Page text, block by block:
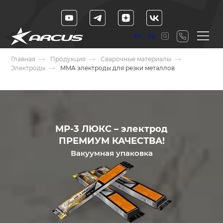
En Ру
Главная Продукция
Сварочные материалы
Электроды
MMA электроды для резки металлов
МР-3 ЛЮКС – электрод
ПРЕМИУМ КАЧЕСТВА!
Вакуумная упаковка